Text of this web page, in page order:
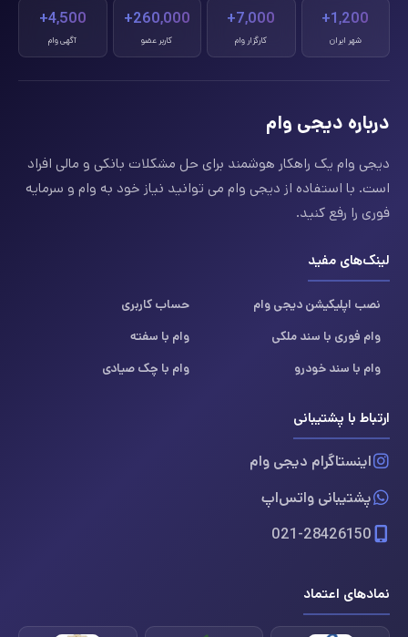
1,200+
شهر ایران
7,000+
کارگزار وام
260,000+
کاربر عضو
4,500+
آگهی وام
درباره دیجی وام
دیجی وام یک راهکار هوشمند برای حل مشکلات بانکی و مالی افراد
است. با استفاده از دیجی وام می توانید نیاز خود به وام و سرمایه
فوری را رفع کنید.
لینک‌های مفید
نصب اپلیکیشن دیجی وام
حساب کاربری
وام فوری با سند ملکی
وام با سفته
وام با سند خودرو
وام با چک صیادی
ارتباط با پشتیبانی
اینستاگرام دیجی وام
پشتیبانی واتس‌اپ
021-28426150
نمادهای اعتماد